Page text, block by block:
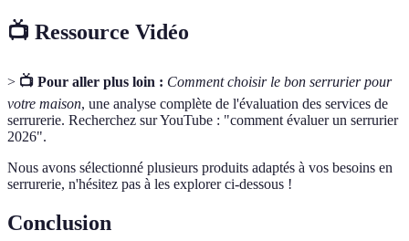
📺 Ressource Vidéo
> 📺 Pour aller plus loin : Comment choisir le bon serrurier pour
votre maison, une analyse complète de l'évaluation des services de
serrurerie. Recherchez sur YouTube : "comment évaluer un serrurier
2026".
Nous avons sélectionné plusieurs produits adaptés à vos besoins en
serrurerie, n'hésitez pas à les explorer ci-dessous !
Conclusion